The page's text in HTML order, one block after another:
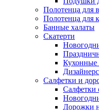
Полотенца для
Полотенца для
Банные халаты
Скатерти
Кухонные
Салфетки и
Салфетки
Дорожки